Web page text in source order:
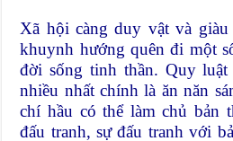
Xã hội càng duy vật và
khuynh hướng quên đi một
đời sống tinh thần. Quy
nhiều nhất chính là ăn năn
chí hầu có thể làm chủ bản
đấu tranh, sự đấu tranh với